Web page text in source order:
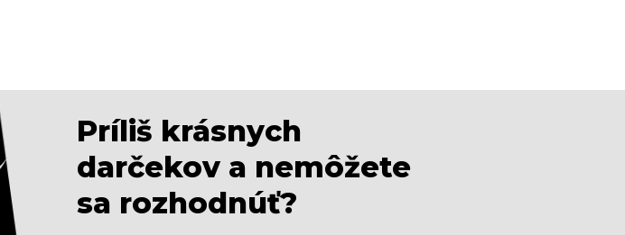
Príliš krásnych
darčekov a nemôžete
sa rozhodnúť?